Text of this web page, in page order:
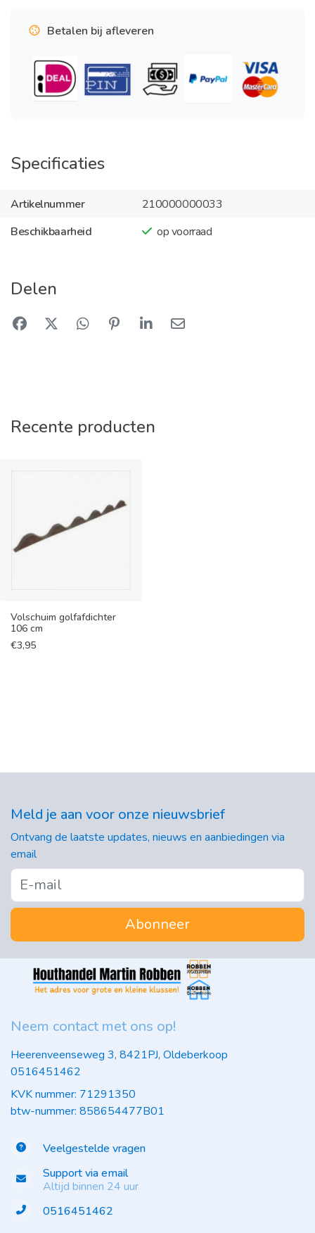
Betalen bij afleveren
Specificaties
Artikelnummer
210000000033
Beschikbaarheid
op voorraad
Delen
Recente producten
Volschuim golfafdichter
106 cm
€3,95
Meld je aan voor onze nieuwsbrief
Ontvang de laatste updates, nieuws en aanbiedingen via
email
Abonneer
Neem contact met ons op!
Heerenveenseweg 3, 8421PJ, Oldeberkoop
0516451462
KVK nummer: 71291350
btw-nummer: 858654477B01
Veelgestelde vragen
Support via email
Altijd binnen 24 uur
0516451462